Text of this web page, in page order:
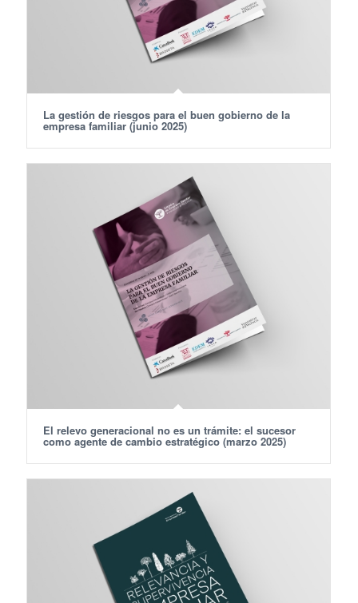
La gestión de riesgos para el buen gobierno de la
empresa familiar (junio 2025)
El relevo generacional no es un trámite: el sucesor
como agente de cambio estratégico (marzo 2025)